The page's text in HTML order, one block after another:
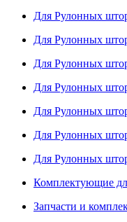
Для Рулонных
Для Рулонных
Для Рулонных
Для Рулонных
Для Рулонных
Для Рулонных
Для Рулонных
Комплектующие
Запчасти и